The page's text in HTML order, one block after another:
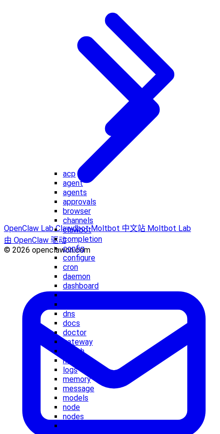
acp
agent
agents
approvals
browser
channels
clawbot
completion
config
configure
cron
daemon
dashboard
dns
docs
doctor
gateway
health
hooks
logs
memory
message
models
node
nodes
OpenClaw LabClawdbotMoltbot 中文站 Moltbot Lab
由 OpenClaw 驱动
© 2026 openclawcn.com